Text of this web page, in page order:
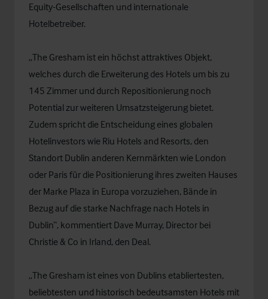
Equity-Gesellschaften und internationale
Hotelbetreiber.
„The Gresham ist ein höchst attraktives Objekt,
welches durch die Erweiterung des Hotels um bis zu
145 Zimmer und durch Repositionierung noch
Potential zur weiteren Umsatzsteigerung bietet.
Zudem spricht die Entscheidung eines globalen
Hotelinvestors wie Riu Hotels and Resorts, den
Standort Dublin anderen Kernmärkten wie London
oder Paris für die Positionierung ihres zweiten Hauses
der Marke Plaza in Europa vorzuziehen, Bände in
Bezug auf die starke Nachfrage nach Hotels in
Dublin“, kommentiert Dave Murray, Director bei
Christie & Co in Irland, den Deal.
„The Gresham ist eines von Dublins etabliertesten,
beliebtesten und historisch bedeutsamsten Hotels mit